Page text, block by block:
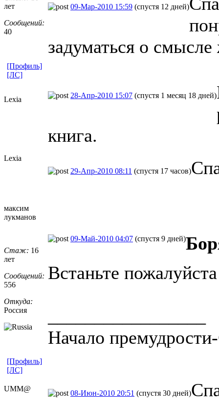
лет
Сообщений:
40
09-Мар-2010 15:59 (спустя 12 дней)
задуматься о
[Профиль]
[ЛС]
Lexia 28-Апр-2010 15:07 (спустя 1 месяц 18 дней)
книга.
Lexia
29-Апр-2010 08:11 (спустя 17 часов)
максим
лукманов
Стаж: 16
лет
Сообщений:
556
Откуда:
Россия
09-Май-2010 04:07 (спустя 9 дней)
Встаньте
Начало
[Профиль]
[ЛС]
UMM@
08-Июн-2010 20:51 (спустя 30 дней)